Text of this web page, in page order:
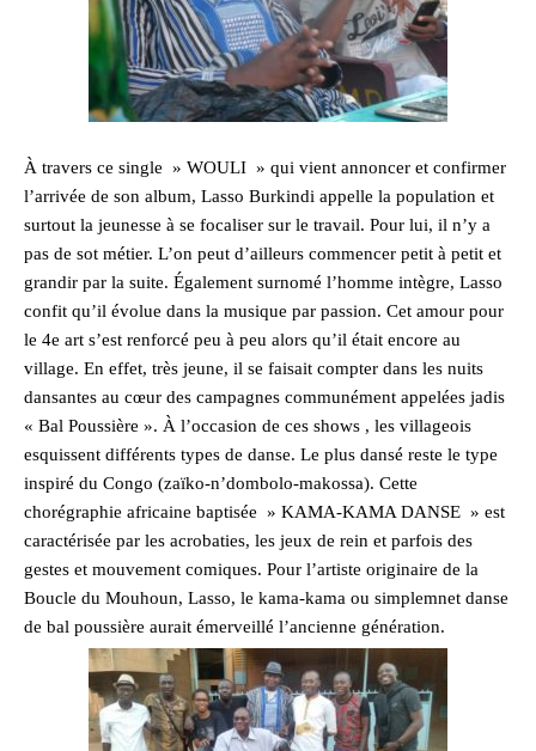
À travers ce single » WOULI » qui vient annoncer et confirmer
l’arrivée de son album, Lasso Burkindi appelle la population et
surtout la jeunesse à se focaliser sur le travail. Pour lui, il n’y a
pas de sot métier. L’on peut d’ailleurs commencer petit à petit et
grandir par la suite. Également surnomé l’homme intègre, Lasso
confit qu’il évolue dans la musique par passion. Cet amour pour
le 4e art s’est renforcé peu à peu alors qu’il était encore au
village. En effet, très jeune, il se faisait compter dans les nuits
dansantes au cœur des campagnes communément appelées jadis
« Bal Poussière ». À l’occasion de ces shows , les villageois
esquissent différents types de danse. Le plus dansé reste le type
inspiré du Congo (zaïko-n’dombolo-makossa). Cette
chorégraphie africaine baptisée » KAMA-KAMA DANSE » est
caractérisée par les acrobaties, les jeux de rein et parfois des
gestes et mouvement comiques. Pour l’artiste originaire de la
Boucle du Mouhoun, Lasso, le kama-kama ou simplemnet danse
de bal poussière aurait émerveillé l’ancienne génération.